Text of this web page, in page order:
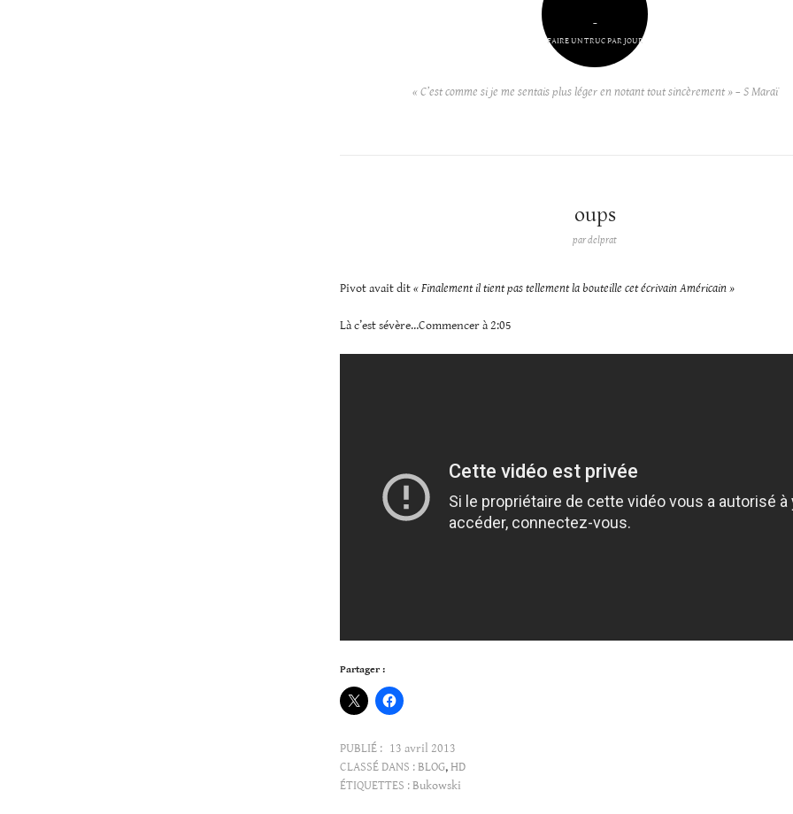
–
FAIRE UN TRUC PAR JOUR
« C’est comme si je me sentais plus léger en notant tout sincèrement » – S Maraï
oups
pardelprat
Pivot avait dit« Finalement il tient pas tellement la bouteille cet écrivain Américain »
Là c’est sévère…Commencer à 2:05
Partager :
PUBLIÉ : 13 avril 2013
CLASSÉ DANS :BLOG,HD
ÉTIQUETTES :Bukowski